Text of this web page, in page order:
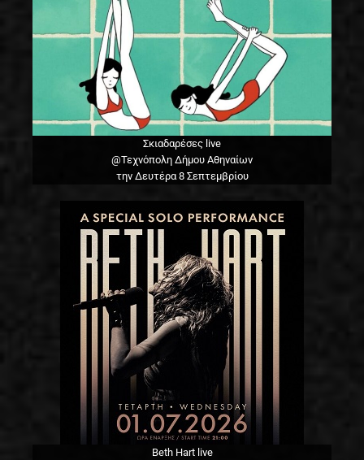
Σκιαδαρέσες live
@Τεχνόπολη Δήμου Αθηναίων
την Δευτέρα 8 Σεπτεμβρίου
Beth Hart live